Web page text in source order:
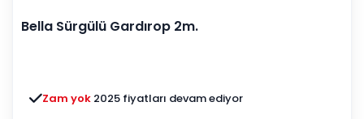
Bella Sürgülü Gardırop 2m.
Zam yok 2025 fiyatları devam ediyor